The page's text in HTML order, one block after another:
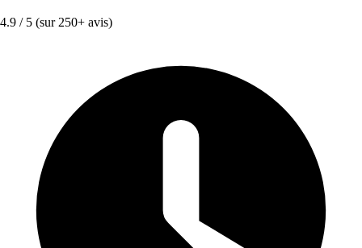
4.9 / 5 (sur 250+ avis)